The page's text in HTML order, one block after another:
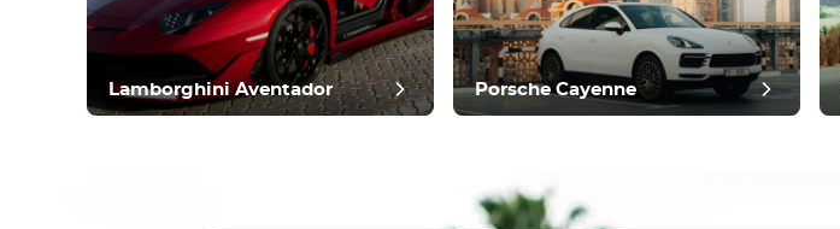
Оставить отзыв
Lamborghini Aventador Porsche Cayenne